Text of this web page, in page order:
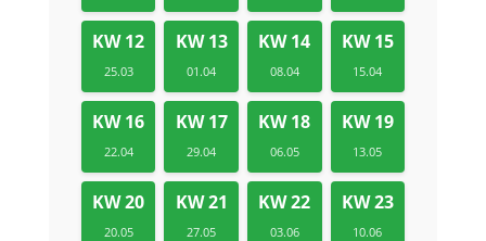
KW 12
25.03
KW 13
01.04
KW 14
08.04
KW 15
15.04
KW 16
22.04
KW 17
29.04
KW 18
06.05
KW 19
13.05
KW 20
20.05
KW 21
27.05
KW 22
03.06
KW 23
10.06